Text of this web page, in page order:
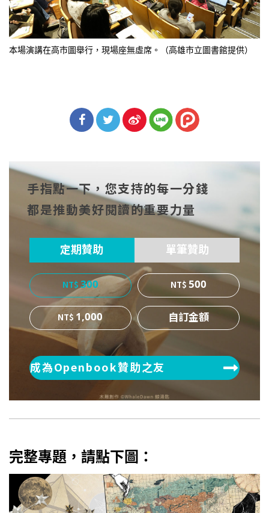
本場演講在高市圖舉行，現場座無虛席。（高雄市立圖書館提供）
cebo
ok
witt
er
博
手指點一下，您支持的每一分錢
都是推動美好閱讀的重要力量
定期贊助 單筆贊助
300
500
1,000
成為Openbook贊助之友
完整專題，請點下圖：